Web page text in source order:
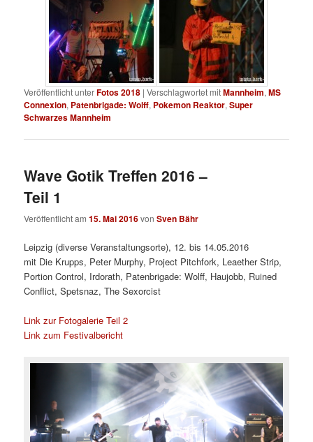
Veröffentlicht unterFotos 2018 |Verschlagwortet mitMannheim,MS
Connexion, Patenbrigade: Wolff, Pokemon Reaktor,Super
Schwarzes Mannheim
Wave Gotik Treffen 2016 –
Teil 1
Veröffentlicht am15. Mai 2016vonSven Bähr
Leipzig (diverse Veranstaltungsorte), 12. bis 14.05.2016
mit Die Krupps, Peter Murphy, Project Pitchfork, Leaether Strip,
Portion Control, Irdorath, Patenbrigade: Wolff, Haujobb, Ruined
Conflict, Spetsnaz, The Sexorcist
Link zur Fotogalerie Teil 2
Link zum Festivalbericht